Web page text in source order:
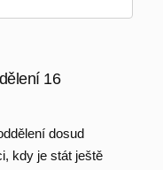
16
dosud
kdy je stát ještě